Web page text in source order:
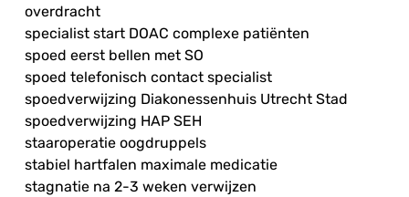
overdracht
specialist start DOAC complexe patiënten
spoed eerst bellen met SO
spoed telefonisch contact specialist
spoedverwijzing Diakonessenhuis Utrecht Stad
spoedverwijzing HAP SEH
staaroperatie oogdruppels
stabiel hartfalen maximale medicatie
stagnatie na 2-3 weken verwijzen